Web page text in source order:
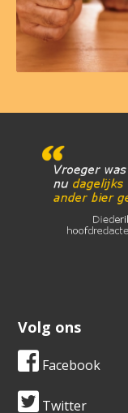
Volg ons
Facebook
Twitter